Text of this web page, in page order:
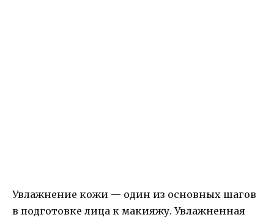
Увлажнение кожи — один из основных шагов
в подготовке лица к макияжу. Увлажненная